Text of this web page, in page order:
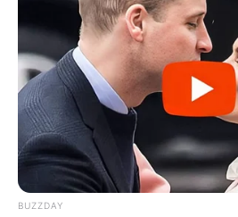
BUZZDAY